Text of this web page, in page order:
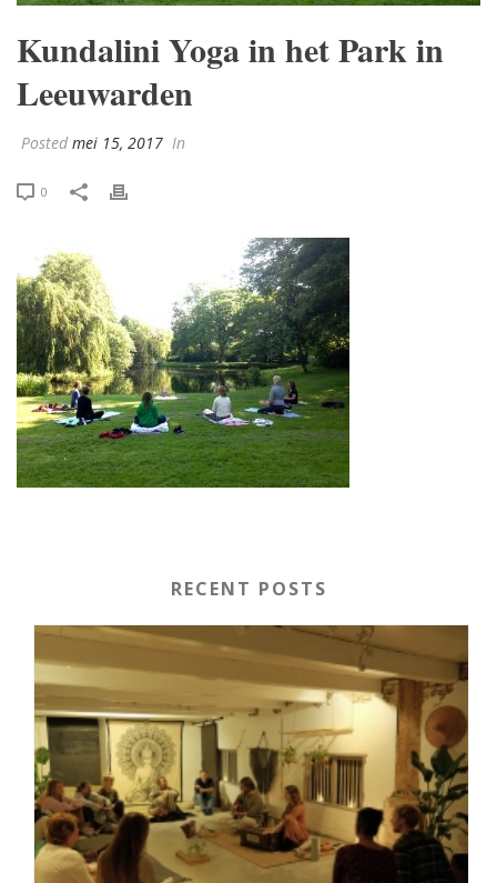
Kundalini Yoga in het Park in
Leeuwarden
Posted mei 15, 2017 In
0
RECENT POSTS